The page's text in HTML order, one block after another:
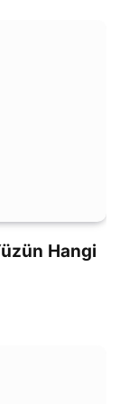
Hangi